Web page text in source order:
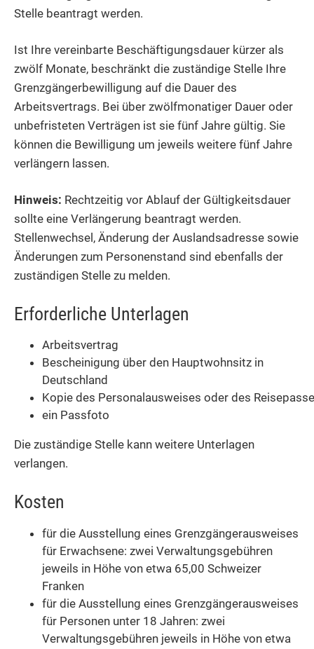
Stelle beantragt werden.
Ist Ihre vereinbarte Beschäftigungsdauer kürzer als
zwölf Monate, beschränkt die zuständige Stelle Ihre
Grenzgängerbewilligung auf die Dauer des
Arbeitsvertrags. Bei über zwölfmonatiger Dauer oder
unbefristeten Verträgen ist sie fünf Jahre gültig. Sie
können die Bewilligung um jeweils weitere fünf Jahre
verlängern lassen.
Hinweis: Rechtzeitig vor Ablauf der Gültigkeitsdauer
sollte eine Verlängerung beantragt werden.
Stellenwechsel, Änderung der Auslandsadresse sowie
Änderungen zum Personenstand sind ebenfalls der
zuständigen Stelle zu melden.
Erforderliche Unterlagen
Arbeitsvertrag
Bescheinigung über den Hauptwohnsitz in
Deutschland
Kopie des Personalausweises oder des
ein Passfoto
Die zuständige Stelle kann weitere Unterlagen
verlangen.
Kosten
für die Ausstellung eines Grenzgängerausweises
für Erwachsene: zwei Verwaltungsgebühren
jeweils in Höhe von etwa 65,00 Schweizer
Franken
für die Ausstellung eines Grenzgängerausweises
für Personen unter 18 Jahren: zwei
Verwaltungsgebühren jeweils in Höhe von etwa